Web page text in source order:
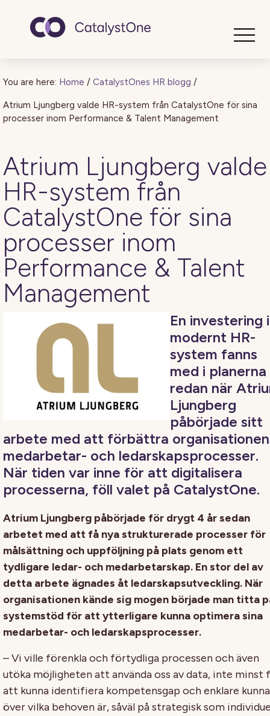
You are here: Home / CatalystOnes HR blogg /
Atrium Ljungberg valde HR-system från CatalystOne för sina
processer inom Performance & Talent Management
Atrium Ljungberg valde
HR-system från
CatalystOne för sina
processer inom
Performance & Talent
Management
En investering i
modernt HR-
system fanns
med i planerna
redan när
Ljungberg
påbörjade sitt
arbete med att förbättra
medarbetar- och ledarskapsprocesser.
När tiden var inne för att digitalisera
processerna, föll valet på CatalystOne.
Atrium Ljungberg påbörjade för drygt 4 år sedan
arbetet med att få nya strukturerade processer för
målsättning och uppföljning på plats genom ett
tydligare ledar- och medarbetarskap. En stor del av
detta arbete ägnades åt ledarskapsutveckling. När
organisationen kände sig mogen började man titta
systemstöd för att ytterligare kunna optimera sina
medarbetar- och ledarskapsprocesser.
– Vi ville förenkla och förtydliga processen och även
utöka möjligheten att använda oss av data, inte minst
att kunna identifiera kompetensgap och enklare
över vilka behoven är, såväl på strategisk som